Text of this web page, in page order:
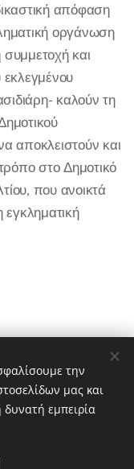
απόφαση
οργάνωση
και
εκλεγμένου
καλούν τη
αποκλειστούν και
στο Δημοτικό
που ανοικτά
εγκληματική
την
μας και
εμπειρία